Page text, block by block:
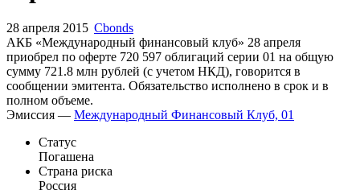
серии 01
28 апреля 2015 Cbonds
АКБ «Международный финансовый клуб» 28 апреля
приобрел по оферте 720 597 облигаций серии 01 на общую
сообщении эмитента. Обязательство исполнено в срок и в
полном объеме.
Эмиссия —Международный Финансовый Клуб, 01